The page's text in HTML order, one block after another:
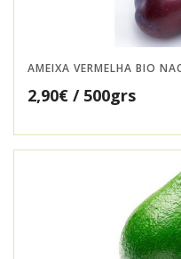
AMEIXA VERMELHA BIO
2,90€ / 500grs